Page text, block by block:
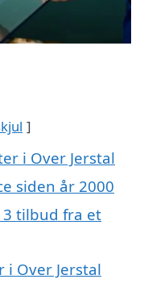
i Over Jerstal
siden år 2000
tilbud fra et
i Over Jerstal